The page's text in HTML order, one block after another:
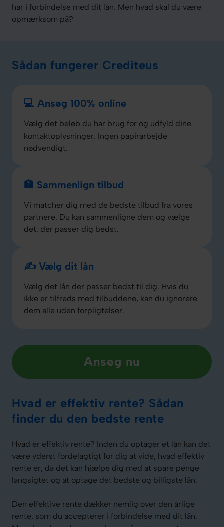
har i forbindelse med dit lån. Men hvad skal du være
opmærksom på?
Sådan fungerer Crediteus
💻 Ansøg 100% online
Vælg det beløb du har brug for og udfyld dine
kontaktoplysninger. Ingen papirarbejde
nødvendigt.
🏦 Sammenlign tilbud
Vi matcher dig med de bedste tilbud fra vores
partnere. Du kan sammenligne dem og vælge
det, der passer dig bedst.
✍️ Vælg dit lån
Vælg det lån der passer bedst til dig. Hvis du
ikke er tilfreds med tilbuddene, kan du ignorere
dem alle uden forpligtelser.
Ansøg nu
Hvad er effektiv rente? Sådan
finder du den bedste rente
Hvad er effektiv rente? Inden du optager et lån kan det
være yderst fordelagtigt for dig at vide, hvad effektiv
rente er, da det kan hjælpe dig med at spare penge
langsigtet og at optage det bedste og billigste lån.
Den effektive rente dækker nemlig over den årlige
rente, som du accepterer i forbindelse med dit lån.